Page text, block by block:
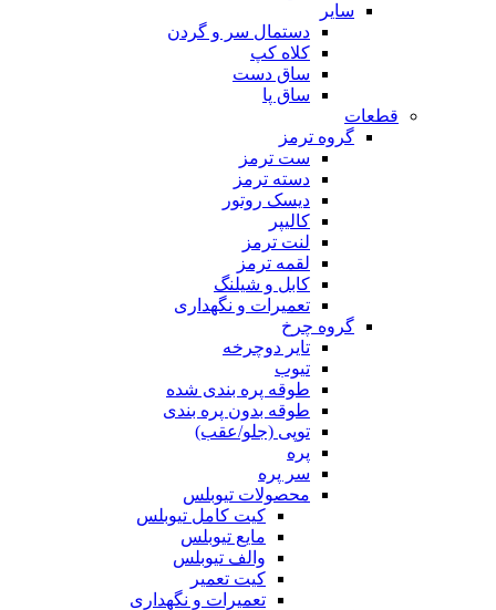
سایر
دستمال سر و گردن
کلاه کپ
ساق دست
ساق پا
قطعات
گروه ترمز
ست ترمز
دسته ترمز
دیسک روتور
کالیپر
لنت ترمز
لقمه ترمز
کابل و شیلنگ
تعمیرات و نگهداری
گروه چرخ
تایر دوچرخه
تیوب
طوقه پره بندی شده
طوقه بدون پره بندی
توپی (جلو/عقب)
پره
سر پره
محصولات تیوبلس
کیت کامل تیوبلس
مایع تیوبلس
والف تیوبلس
کیت تعمیر
تعمیرات و نگهداری